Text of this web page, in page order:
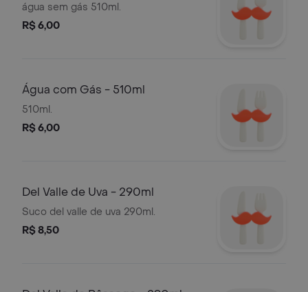
água sem gás 510ml.
R$ 6,00
Água com Gás - 510ml
510ml.
R$ 6,00
Del Valle de Uva - 290ml
Suco del valle de uva 290ml.
R$ 8,50